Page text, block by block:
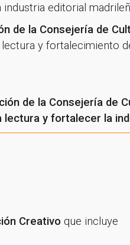
editorial
de la Consejería de
y fortalecimiento
de la Consejería de
lectura y fortalecer la
Creativo que incluye